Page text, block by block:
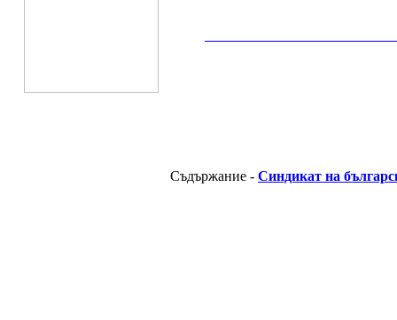
Съдържание - Синдикат на